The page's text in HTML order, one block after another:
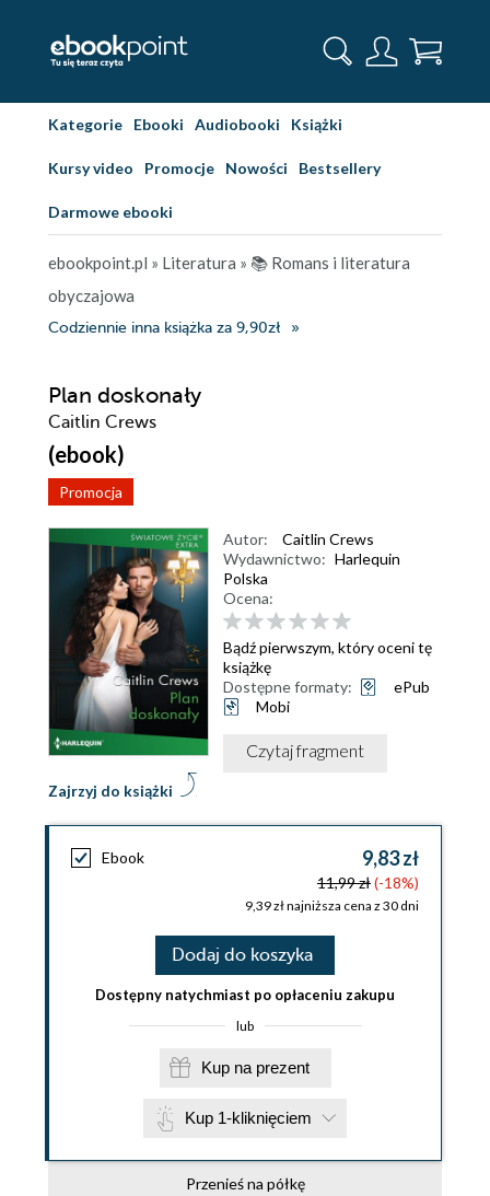
Kategorie Ebooki Audiobooki Książki
Kursy video Promocje Nowości Bestsellery
Darmowe ebooki
ebookpoint.pl » Literatura » 📚 Romans i literatura
obyczajowa
Codziennie inna książka za 9,90zł
Plan doskonały
Caitlin Crews
(ebook)
Promocja
Zajrzyj do książki
Autor:
Caitlin Crews
Wydawnictwo: Harlequin
Polska
Ocena:
Bądź pierwszym, który oceni tę
książkę
Dostępne formaty:
ePub
Mobi
Czytaj fragment
Ebook 9,83 zł
11,99 zł(-18%)
9,39 zł najniższa cena z 30 dni
Dodaj do koszyka
Dostępny natychmiast po opłaceniu zakupu
lub
Kup na prezent
Kup 1-kliknięciem
Przenieś na półkę